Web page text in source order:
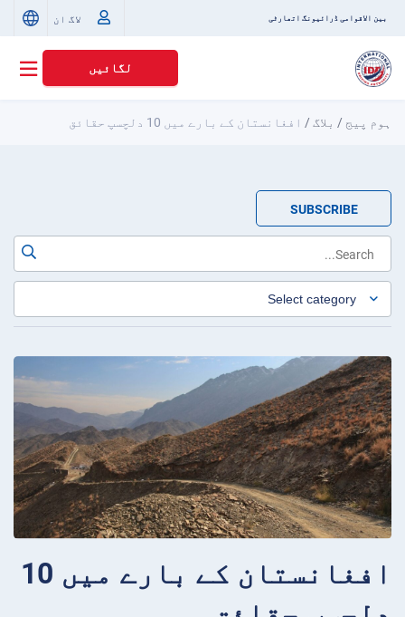
بین الاقوامی ڈرائیونگ اتھارٹی لاگ ان
لگائیں
ہوم پیج / بلاگ/ افغانستان کے بارے میں 10 دلچسپ حقائق
SUBSCRIBE
افغانستان کے بارے میں 10